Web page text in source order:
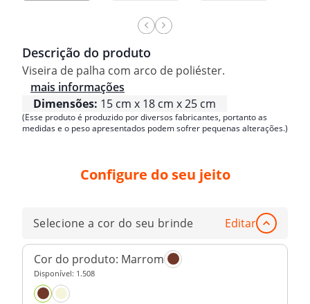
Descrição do produto
Viseira de palha com arco de poliéster.
mais informações
Dimensões: 15 cm x 18 cm x 25 cm
(Esse produto é produzido por diversos fabricantes, portanto as
medidas e o peso apresentados podem sofrer pequenas alterações.)
Configure do seu jeito
Selecione a cor do seu brinde Editar
Cor do produto: Marrom
Disponível: 1.508